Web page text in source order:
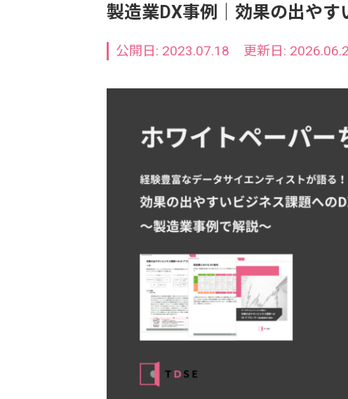
製造業DX事例｜効果の出やす
公開日: 2023.07.18 更新日: